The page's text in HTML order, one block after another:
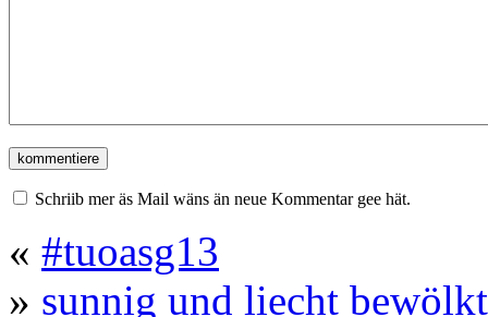
Schriib mer äs Mail wäns än neue Kommentar gee hät.
« #tuoasg13
» sunnig und liecht bewölkt